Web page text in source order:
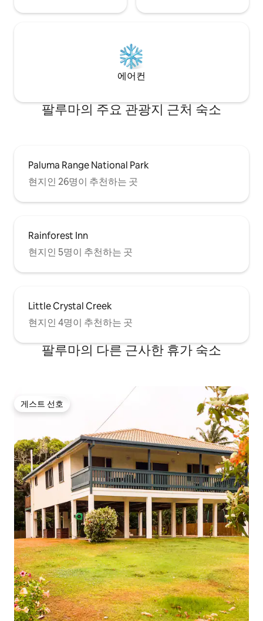
에어컨
팔루마의 주요 관광지 근처 숙소
Paluma Range National Park
현지인 26명이 추천하는 곳
Rainforest Inn
현지인 5명이 추천하는 곳
Little Crystal Creek
현지인 4명이 추천하는 곳
팔루마의 다른 근사한 휴가 숙소
게스트 선호
게스트 선호